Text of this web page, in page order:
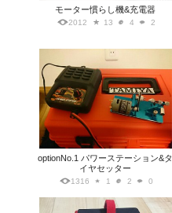
モーター慣らし機&充電器
2012 13 4 2
optionNo.1 パワーステーション&タ
イヤセッター
1316 1 2 0